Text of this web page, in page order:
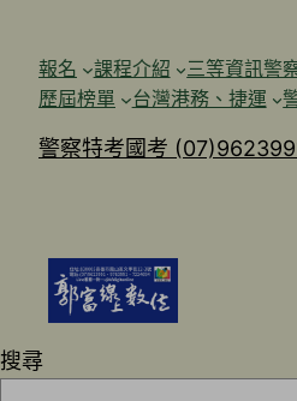
報名 課程介紹 三等資訊警
歷屆榜單
台灣港務、捷運
警察特考國考
搜尋